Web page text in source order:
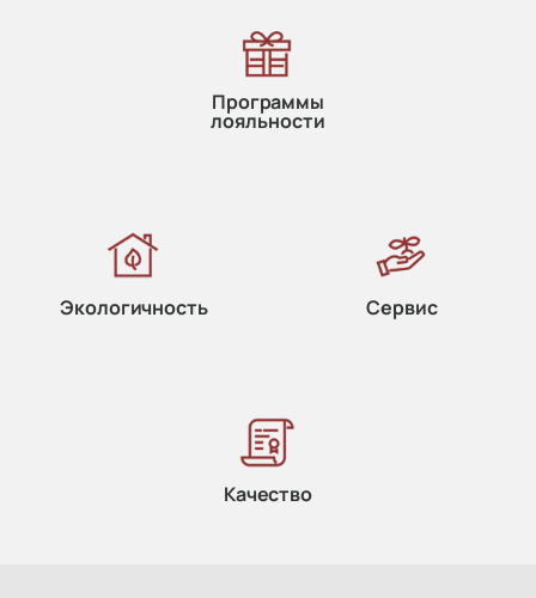
Программы
лояльности
Экологичность Сервис
Качество